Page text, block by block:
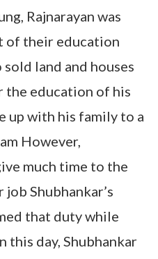
Rajnarayan was
of their education
land and houses
the education of his
up with his family to a
However,
much time to the
Shubhankar’s
that duty while
this day, Shubhankar